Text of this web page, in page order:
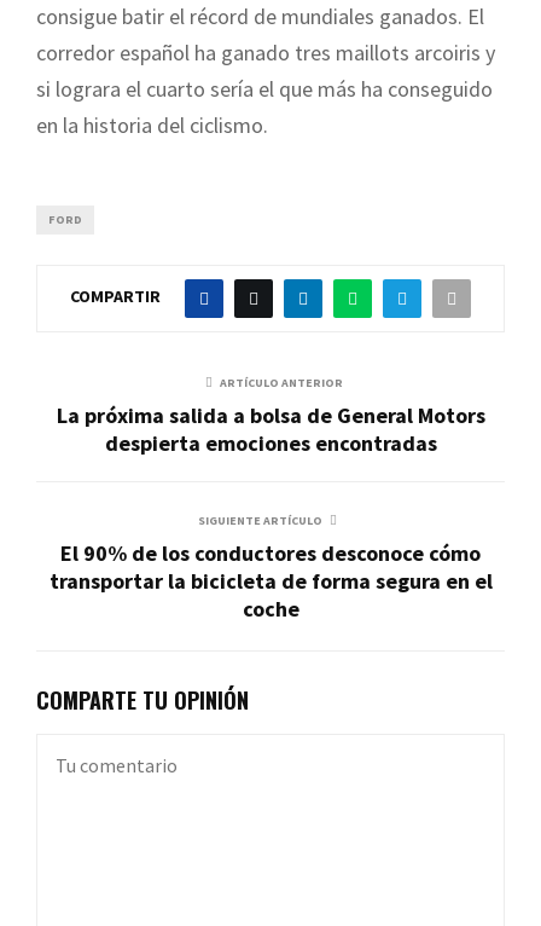
consigue batir el récord de mundiales ganados. El
corredor español ha ganado tres maillots arcoiris y
si lograra el cuarto sería el que más ha conseguido
en la historia del ciclismo.
FORD
COMPARTIR
ARTÍCULO ANTERIOR
La próxima salida a bolsa de General Motors
despierta emociones encontradas
SIGUIENTE ARTÍCULO
El 90% de los conductores desconoce cómo
transportar la bicicleta de forma segura en el
coche
COMPARTE TU OPINIÓN